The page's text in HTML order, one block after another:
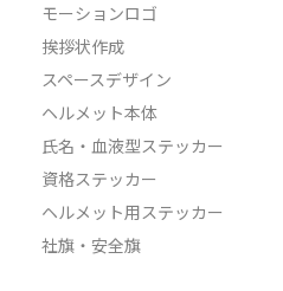
モーションロゴ
挨拶状作成
スペースデザイン
ヘルメット本体
氏名・血液型ステッカー
資格ステッカー
ヘルメット用ステッカー
社旗・安全旗